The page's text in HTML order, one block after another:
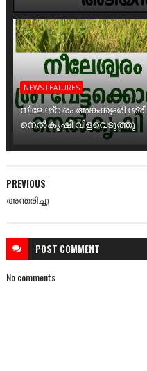
NEWS FEATURES
നീലേശ്വരം അങ്കക്കളരി
നെൽകൃഷി വിളവെടുത്തു
PREVIOUS
അന്തരിച്ചു
POST COMMENT
No comments